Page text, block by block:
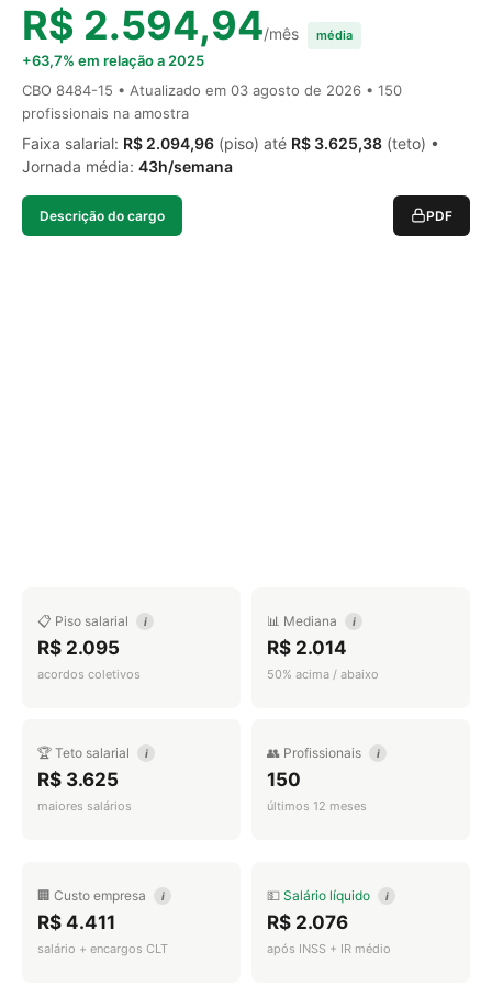
R$ 2.594,94/mês média
+63,7% em relação a 2025
CBO 8484-15 • Atualizado em 03 agosto de 2026 • 150
profissionais na amostra
Faixa salarial: R$ 2.094,96 (piso) até R$ 3.625,38 (teto) •
Jornada média: 43h/semana
Descrição do cargo PDF
📋 Piso salarial i
R$ 2.095
acordos coletivos
📊 Mediana i
R$ 2.014
50% acima / abaixo
🏆 Teto salarial i
R$ 3.625
maiores salários
👥 Profissionais i
150
últimos 12 meses
🏢 Custo empresa i
R$ 4.411
salário + encargos CLT
💵 Salário líquido i
R$ 2.076
após INSS + IR médio